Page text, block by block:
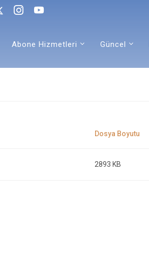
Abone Hizmetleri Güncel
2893 KB